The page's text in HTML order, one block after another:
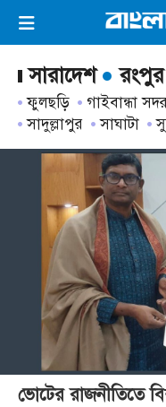
ভিডিও ই-পেপার
সব বিভাগ
কনভার্টার
সারাদেশ রংপুর
ফুলছড়ি গাইবান্ধা
সাদুল্লাপুর
সাঘাটা
ভোটের রাজনীতিতে